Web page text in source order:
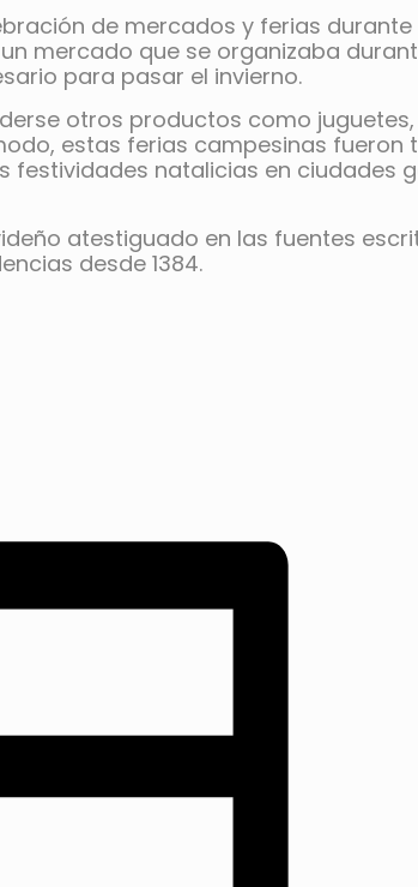
de mercados y ferias
un mercado que se organizaba
para pasar el invierno.
otros productos como
estas ferias campesinas
natalicias en ciudades
atestiguado en las fuentes
desde 1384.